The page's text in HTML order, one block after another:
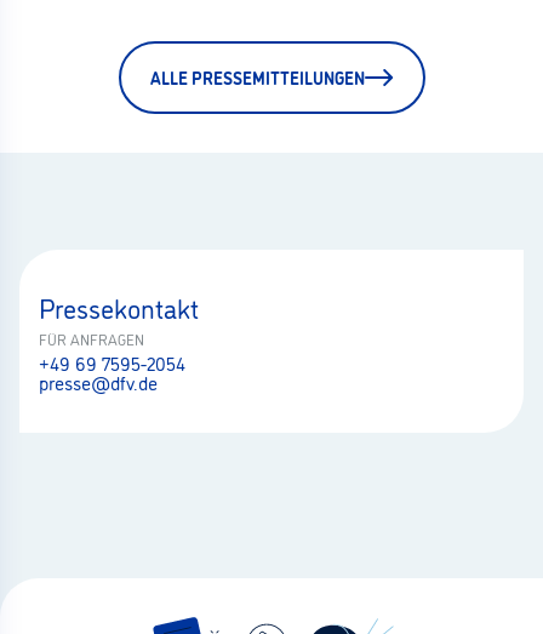
ALLE PRESSEMITTEILUNGEN
Pressekontakt
FÜR ANFRAGEN
+49 69 7595-2054
presse@dfv.de